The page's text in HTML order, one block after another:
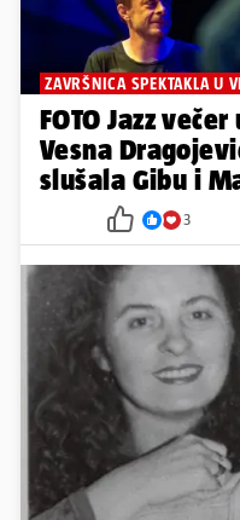
ZAVRŠNICA SPEKTAKLA U
FOTO Jazz
Vesna
slušala Gibu i
3